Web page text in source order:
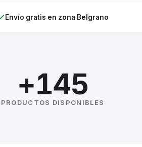
Envío gratis en zona Belgrano
+145
PRODUCTOS DISPONIBLES